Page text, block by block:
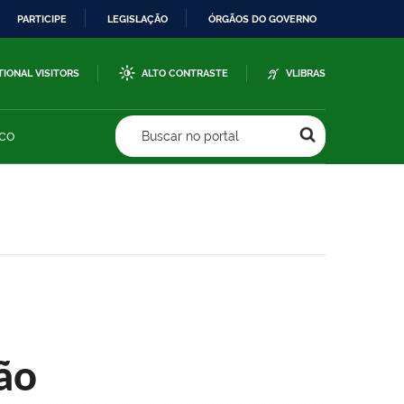
PARTICIPE LEGISLAÇÃO ÓRGÃOS DO GOVERNO
VISITORS ALTO CONTRASTE VLIBRAS
Buscar no portal